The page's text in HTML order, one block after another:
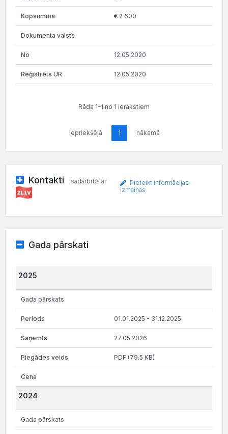
€ 2 600
12.05.2020
12.05.2020
Rāda 1–1 no 1 ierakstiem
iepriekšējā 1 nākamā
Kontakti sadarbībā ar
Pieteikt informācijas
izmaiņas
Gada pārskati
2025
Gada pārskats
01.01.2025 - 31.12.2025
27.05.2026
PDF (79.5 KB)
2024
Gada pārskats